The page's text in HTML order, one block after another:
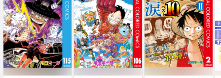
Shangri-La/angela
DEAD SET/angela